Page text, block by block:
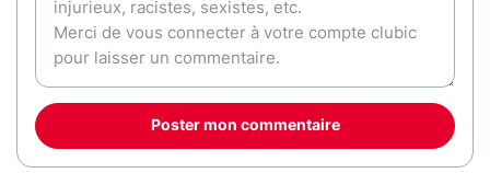
Poster mon commentaire